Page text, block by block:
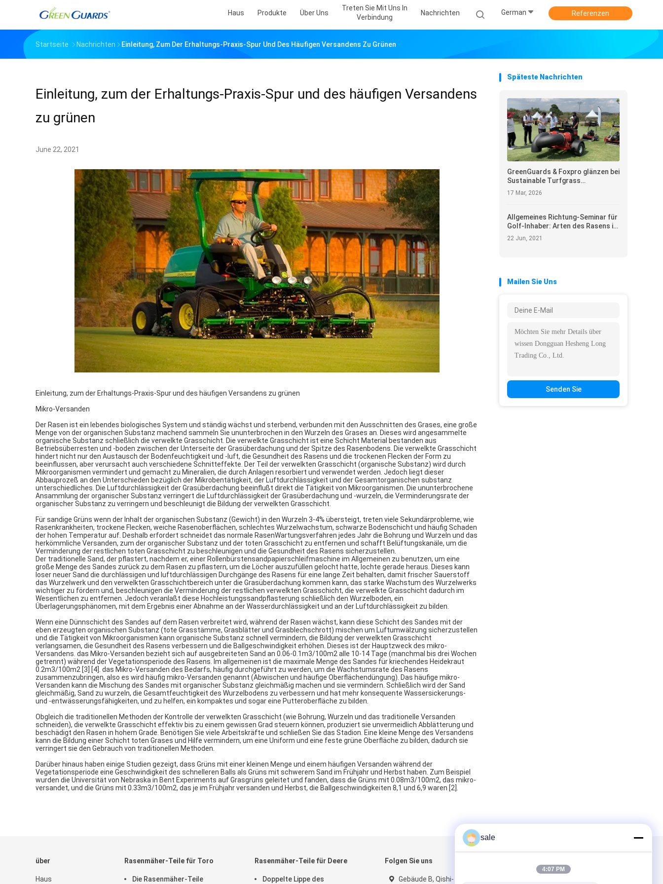
Haus Produkte Über Uns
Treten Sie Mit Uns In
Verbindung
Nachrichten German Referenzen
Startseite Nachrichten Einleitung, Zum Der Erhaltungs-Praxis-Spur Und Des Häufigen Versandens Zu Grünen
Einleitung, zum der Erhaltungs-Praxis-Spur und des häufigen Versandens
zu grünen
June 22, 2021
Einleitung, zum der Erhaltungs-Praxis-Spur und des häufigen Versandens zu grünen
Mikro-Versanden
Der Rasen ist ein lebendes biologisches System und ständig wächst und sterbend, verbunden mit den Ausschnitten des Grases, eine große
Menge von der organischen Substanz machend sammeln Sie ununterbrochen in den Wurzeln des Grases an. Dieses wird angesammelte
organische Substanz schließlich die verwelkte Grasschicht. Die verwelkte Grasschicht ist eine Schicht Material bestanden aus
Betriebsüberresten und -boden zwischen der Unterseite der Grasüberdachung und der Spitze des Rasenbodens. Die verwelkte Grasschicht
hindert nicht nur den Austausch der Bodenfeuchtigkeit und -luft, die Gesundheit des Rasens und die trockenen Flecken der Form zu
beeinflussen, aber verursacht auch verschiedene Schnitteffekte. Der Teil der verwelkten Grasschicht (organische Substanz) wird durch
Mikroorganismen vermindert und gemacht zu Mineralien, die durch Anlagen resorbiert und verwendet werden. Jedoch liegt dieser
Abbauprozeß an den Unterschieden bezüglich der Mikrobentätigkeit, der Luftdurchlässigkeit und der Gesamtorganischen substanz
unterschiedliches. Die Luftdurchlässigkeit der Grasüberdachung beeinflußt direkt die Tätigkeit von Mikroorganismen. Die ununterbrochene
Ansammlung der organischer Substanz verringert die Luftdurchlässigkeit der Grasüberdachung und -wurzeln, die Verminderungsrate der
organischer Substanz zu verringern und beschleunigt die Bildung der verwelkten Grasschicht.
Für sandige Grüns wenn der Inhalt der organischen Substanz (Gewicht) in den Wurzeln 3-4% übersteigt, treten viele Sekundärprobleme, wie
Rasenkrankheiten, trockene Flecken, weiche Rasenoberflächen, schlechtes Wurzelwachstum, schwarze Bodenschicht und häufig Schaden
der hohen Temperatur auf. Deshalb erfordert schneidet das normale RasenWartungsverfahren jedes Jahr die Bohrung und Wurzeln und das
herkömmliche Versanden, zum der organischer Substanz und der toten Grasschicht zu entfernen und schafft Belüftungskanäle, um die
Verminderung der restlichen toten Grasschicht zu beschleunigen und die Gesundheit des Rasens sicherzustellen.
Der traditionelle Sand, der pflastert, nachdem er, einer Rollenbürstensandpapierschleifmaschine im Allgemeinen zu benutzen, um eine
große Menge des Sandes zurück zu dem Rasen zu pflastern, um die Löcher auszufüllen gelocht hatte, lochte gerade heraus. Dieses kann
loser neuer Sand die durchlässigen und luftdurchlässigen Durchgänge des Rasens für eine lange Zeit behalten, damit frischer Sauerstoff
das Wurzelwerk und den verwelkten Grasschichtbereich unter die Grasüberdachung kommen kann, das starke Wachstum des Wurzelwerks
wichtiger zu fördern und, beschleunigen die Verminderung der restlichen verwelkten Grasschicht, die verwelkte Grasschicht dadurch im
Wesentlichen zu entfernen. Jedoch veranlaßt diese Hochleistungssandpflasterung schließlich den Wurzelboden, ein
Überlagerungsphänomen, mit dem Ergebnis einer Abnahme an der Wasserdurchlässigkeit und an der Luftdurchlässigkeit zu bilden.
Wenn eine Dünnschicht des Sandes auf dem Rasen verbreitet wird, während der Rasen wächst, kann diese Schicht des Sandes mit der
eben erzeugten organischen Substanz (tote Grasstämme, Grasblätter und Grasblechschrott) mischen um Luftumwälzung sicherzustellen
und die Tätigkeit von Mikroorganismen kann organische Substanz schnell vermindern, die Bildung der verwelkten Grasschicht
verlangsamen, die Gesundheit des Rasens verbessern und die Ballgeschwindigkeit erhöhen. Dieses ist der Hauptzweck des mikro-
Versandens. das Mikro-Versanden bezieht sich auf ausgebreiteten Sand an 0.06-0.1m3/100m2 alle 10-14 Tage (manchmal bis drei Wochen
getrennt) während der Vegetationsperiode des Rasens. Im allgemeinen ist die maximale Menge des Sandes für kriechendes Heidekraut
0.2m3/100m2 [3] [4]. das Mikro-Versanden des Bedarfs, häufig durchgeführt zu werden, um die Wachstumsrate des Rasens
zusammenzubringen, also es wird häufig mikro-Versanden genannt (Abwischen und häufige Oberflächendüngung). Das häufige mikro-
Versanden kann die Mischung des Sandes mit organischer Substanz gleichmäßig machen und sie vermindern. Schließlich wird der Sand
gleichmäßig, Sand zu wurzeln, die Gesamtfeuchtigkeit des Wurzelbodens zu verbessern und hat mehr konsequente Wassersickerungs-
und -entwässerungsfähigkeiten, und zu helfen, ein kompaktes und sogar eine Putteroberfläche zu bilden.
Obgleich die traditionellen Methoden der Kontrolle der verwelkten Grasschicht (wie Bohrung, Wurzeln und das traditionelle Versanden
schneiden), die verwelkte Grasschicht effektiv bis zu einem gewissen Grad steuern können, produziert sie unvermeidlich Abblätterung und
beschädigt den Rasen in hohem Grade. Benötigen Sie viele Arbeitskräfte und schließen Sie das Stadion. Eine kleine Menge des Versandens
kann die Bildung einer Schicht toten Grases und Hilfe vermindern, um eine Uniform und eine feste grüne Oberfläche zu bilden, dadurch sie
verringert sie den Gebrauch von traditionellen Methoden.
Darüber hinaus haben einige Studien gezeigt, dass Grüns mit einer kleinen Menge und einem häufigen Versanden während der
Vegetationsperiode eine Geschwindigkeit des schnelleren Balls als Grüns mit schwerem Sand im Frühjahr und Herbst haben. Zum Beispiel
wurden die Universität von Nebraska in Bent Experiments auf Grasgrüns geleitet und fanden, dass die Grüns mit 0.08m3/100m2, das mikro-
versandet, und die Grüns mit 0.33m3/100m2, das je im Frühjahr versanden und Herbst, die Ballgeschwindigkeiten 8,1 und 6,9 waren [2].
Späteste Nachrichten
GreenGuards & Foxpro glänzen bei
Sustainable Turfgrass
Management in Asia 2026 in
Pattaya
17 Mar, 2026
Allgemeines Richtung-Seminar für
Golf-Inhaber: Arten des Rasens im
Golfplatz
22 Jun, 2021
Mailen Sie Uns
Senden Sie
über
Haus
Rasenmäher-Teile für Toro
Die Rasenmäher-Teile
Rasenmäher-Teile für Deere
Doppelte Lippe des
Folgen Sie uns
Gebäude B, Qishi-
sale
4:07 PM